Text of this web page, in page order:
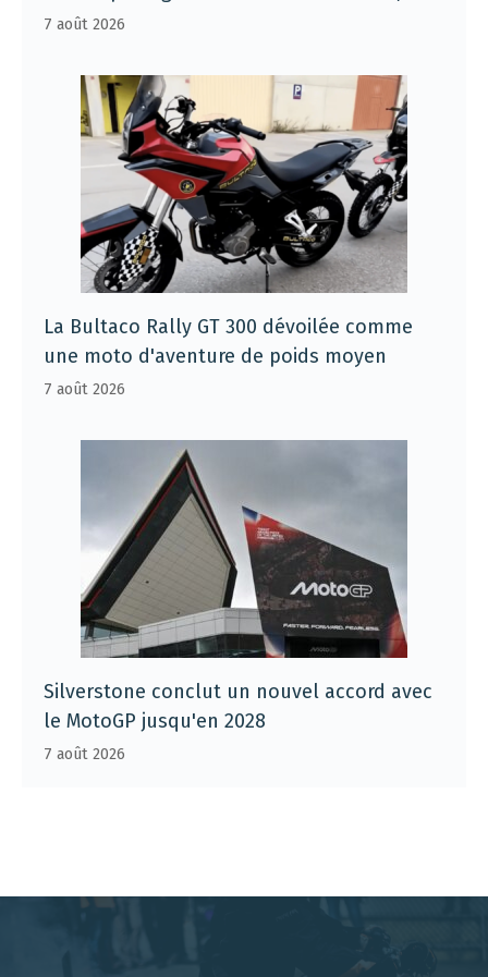
7 août 2026
La Bultaco Rally GT 300 dévoilée comme
une moto d'aventure de poids moyen
7 août 2026
Silverstone conclut un nouvel accord avec
le MotoGP jusqu'en 2028
7 août 2026